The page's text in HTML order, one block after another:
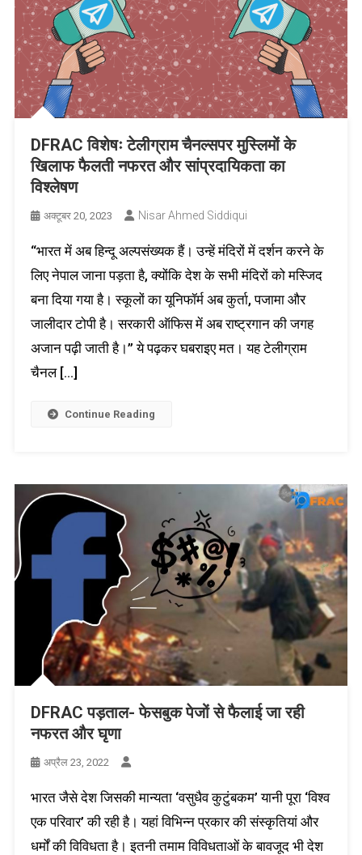
DFRAC विशेषः टेलीग्राम चैनल्सपर मुस्लिमों के
खिलाफ फैलती नफरत और सांप्रदायिकता का
विश्लेषण
अक्टूबर 20, 2023 Nisar Ahmed Siddiqui
“भारत में अब हिन्दू अल्पसंख्यक हैं। उन्हें मंदिरों में दर्शन करने के
लिए नेपाल जाना पड़ता है, क्योंकि देश के सभी मंदिरों को मस्जिद
बना दिया गया है। स्कूलों का यूनिफॉर्म अब कुर्ता, पजामा और
जालीदार टोपी है। सरकारी ऑफिस में अब राष्ट्रगान की जगह
अजान पढ़ी जाती है।” ये पढ़कर घबराइए मत। यह टेलीग्राम
चैनल […]
Continue Reading
DFRAC पड़ताल- फेसबुक पेजों से फैलाई जा रही
नफरत और घृणा
अप्रैल 23, 2022
भारत जैसे देश जिसकी मान्यता ‘वसुधैव कुटुंबकम’ यानी पूरा ‘विश्व
एक परिवार’ की रही है। यहां विभिन्न प्रकार की संस्कृतियां और
धर्मों की विविधता है। इतनी तमाम विविधताओं के बावजूद भी देश